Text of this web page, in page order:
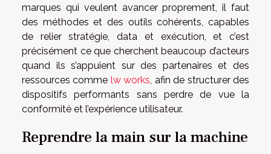
marques qui veulent avancer proprement, il faut
des méthodes et des outils cohérents, capables
de relier stratégie, data et exécution, et c’est
précisément ce que cherchent beaucoup d’acteurs
quand ils s’appuient sur des partenaires et des
ressources comme lw works, afin de structurer des
dispositifs performants sans perdre de vue la
conformité et l’expérience utilisateur.
Reprendre la main sur la machine